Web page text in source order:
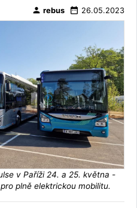
person rebus date_range 26.05.2023
v Paříži 24. a 25. května -
plně elektrickou mobilitu.